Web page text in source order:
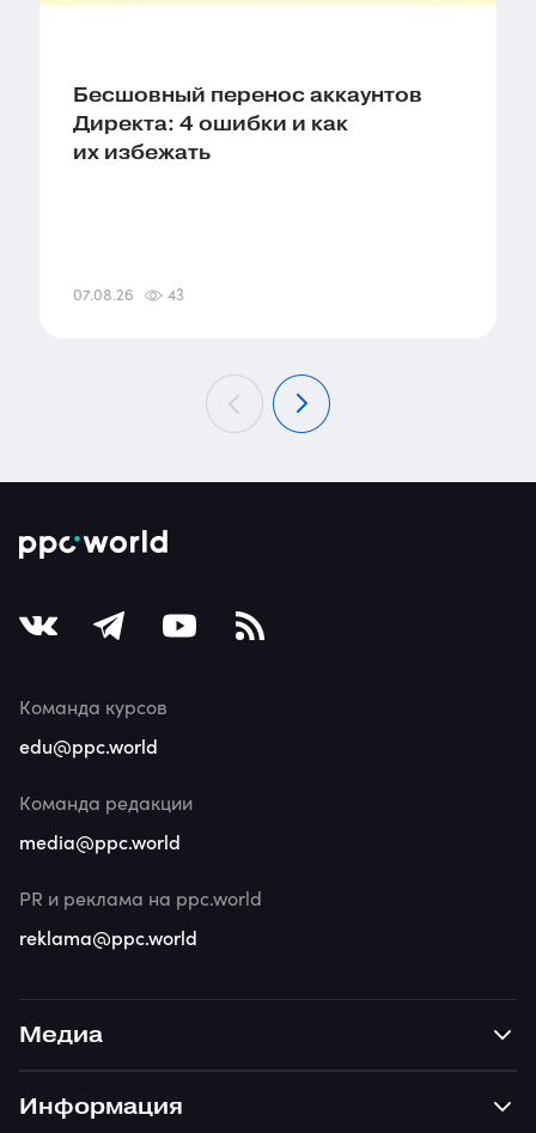
Бесшовный перенос аккаунтов
Директа: 4 ошибки и как
их избежать
07.08.26 43
Медиа
Информация
Команда курсов
edu@ppc.world
Команда редакции
media@ppc.world
PR и реклама на ppc.world
reklama@ppc.world